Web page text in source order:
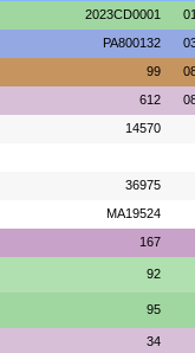
2023CD0001
PA800132
99
612
14570
36975
MA19524
167
92
95
34